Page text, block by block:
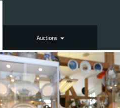
Auctions